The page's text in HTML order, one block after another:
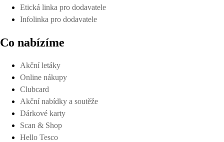
Etická linka pro dodavatele
Infolinka pro dodavatele
Co nabízíme
Akční letáky
Online nákupy
Clubcard
Akční nabídky a soutěže
Dárkové karty
Scan & Shop
Hello Tesco